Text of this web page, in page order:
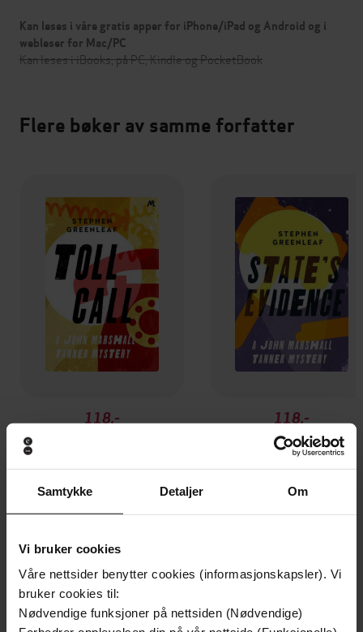
Samtykke Detaljer Om
Vi bruker cookies
Våre nettsider benytter cookies (informasjonskapsler). Vi
bruker cookies til:
Nødvendige funksjoner på nettsiden (Nødvendige)
Kan leses i våre gratis apper for iPhone/iPad og Android og i
webleser for Mac/PC
Kan leses i iBooks, på PC, Kindle og PocketBook
Flere bøker av samme forfatter
118,-
118,-
State's Evidence
Stephen Greenleaf
Andre har også kjøpt
Premium
Vinner av Rivertonprisen
Premium
Første gang på tilbud